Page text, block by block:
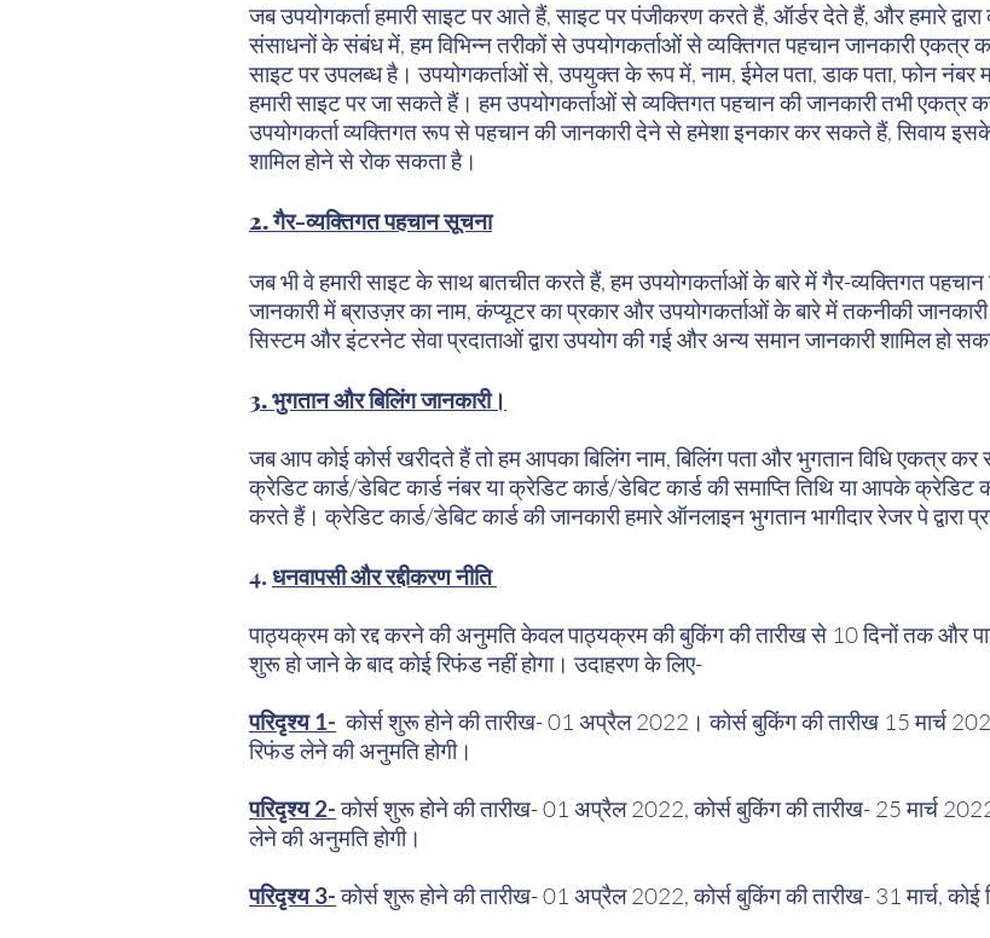
जब उपयोगकर्ता हमारी साइट पर आते हैं, साइट पर पंजीकरण करते हैं, ऑर्डर देते हैं, और हमारे
संसाधनों के संबंध में, हम विभिन्न तरीकों से उपयोगकर्ताओं से व्यक्तिगत पहचान जानकारी एकत्र
साइट पर उपलब्ध है। उपयोगकर्ताओं से, उपयुक्त के रूप में, नाम, ईमेल पता, डाक पता, फोन नंबर
हमारी साइट पर जा सकते हैं। हम उपयोगकर्ताओं से व्यक्तिगत पहचान की जानकारी तभी एकत्र
उपयोगकर्ता व्यक्तिगत रूप से पहचान की जानकारी देने से हमेशा इनकार कर सकते हैं, सिवाय
शामिल होने से रोक सकता है।
2. गैर-व्यक्तिगत पहचान सूचना
जब भी वे हमारी साइट के साथ बातचीत करते हैं, हम उपयोगकर्ताओं के बारे में गैर-व्यक्तिगत
जानकारी में ब्राउज़र का नाम, कंप्यूटर का प्रकार और उपयोगकर्ताओं के बारे में तकनीकी
सिस्टम और इंटरनेट सेवा प्रदाताओं द्वारा उपयोग की गई और अन्य समान जानकारी शामिल हो
3. भुगतान और बिलिंग जानकारी।
जब आप कोई कोर्स खरीदते हैं तो हम आपका बिलिंग नाम, बिलिंग पता और भुगतान विधि एकत्र
क्रेडिट कार्ड/डेबिट कार्ड नंबर या क्रेडिट कार्ड/डेबिट कार्ड की समाप्ति तिथि या आपके
करते हैं। क्रेडिट कार्ड/डेबिट कार्ड की जानकारी हमारे ऑनलाइन भुगतान भागीदार रेजर पे द्वारा
4.धनवापसी और रद्दीकरण नीति
पाठ्यक्रम को रद्द करने की अनुमति केवल पाठ्यक्रम की बुकिंग की तारीख से 10 दिनों तक और
शुरू हो जाने के बाद कोई रिफंड नहीं होगा। उदाहरण के लिए-
परिदृश्य 1- कोर्स शुरू होने की तारीख- 01 अप्रैल 2022। कोर्स बुकिंग की तारीख 15 मार्च
रिफंड लेने की अनुमति होगी।
परिदृश्य 2-कोर्स शुरू होने की तारीख- 01 अप्रैल 2022, कोर्स बुकिंग की तारीख- 25 मार्च
लेने की अनुमति होगी।
परिदृश्य 3-कोर्स शुरू होने की तारीख- 01 अप्रैल 2022, कोर्स बुकिंग की तारीख- 31 मार्च, कोई